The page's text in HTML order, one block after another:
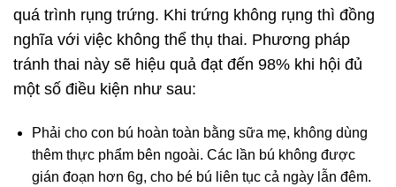
quá trình rụng trứng. Khi trứng không rụng thì đồng
nghĩa với việc không thể thụ thai. Phương pháp
tránh thai này sẽ hiệu quả đạt đến 98% khi hội đủ
một số điều kiện như sau:
Phải cho con bú hoàn toàn bằng sữa mẹ, không dùng
thêm thực phẩm bên ngoài. Các lần bú không được
gián đoạn hơn 6g, cho bé bú liên tục cả ngày lẫn đêm.